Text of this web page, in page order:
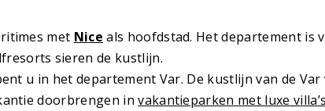
met Nice als hoofdstad. Het departement is
sieren de kustlijn.
u in het departement Var. De kustlijn van de
doorbrengen invakantieparken met luxe villa’s